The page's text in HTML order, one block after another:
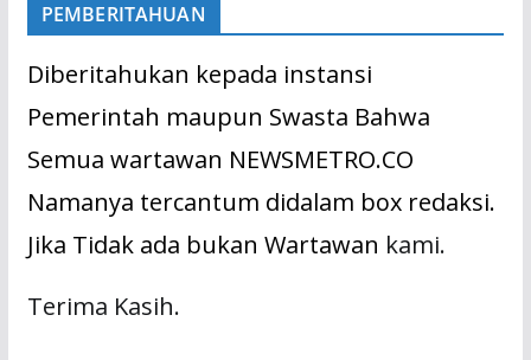
PEMBERITAHUAN
Diberitahukan kepada instansi
Pemerintah maupun Swasta Bahwa
Semua wartawan NEWSMETRO.CO
Namanya tercantum didalam box redaksi.
Jika Tidak ada bukan Wartawan kami.
Terima Kasih.